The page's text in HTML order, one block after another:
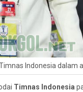
Indonesia dalam
Timnas Indonesia